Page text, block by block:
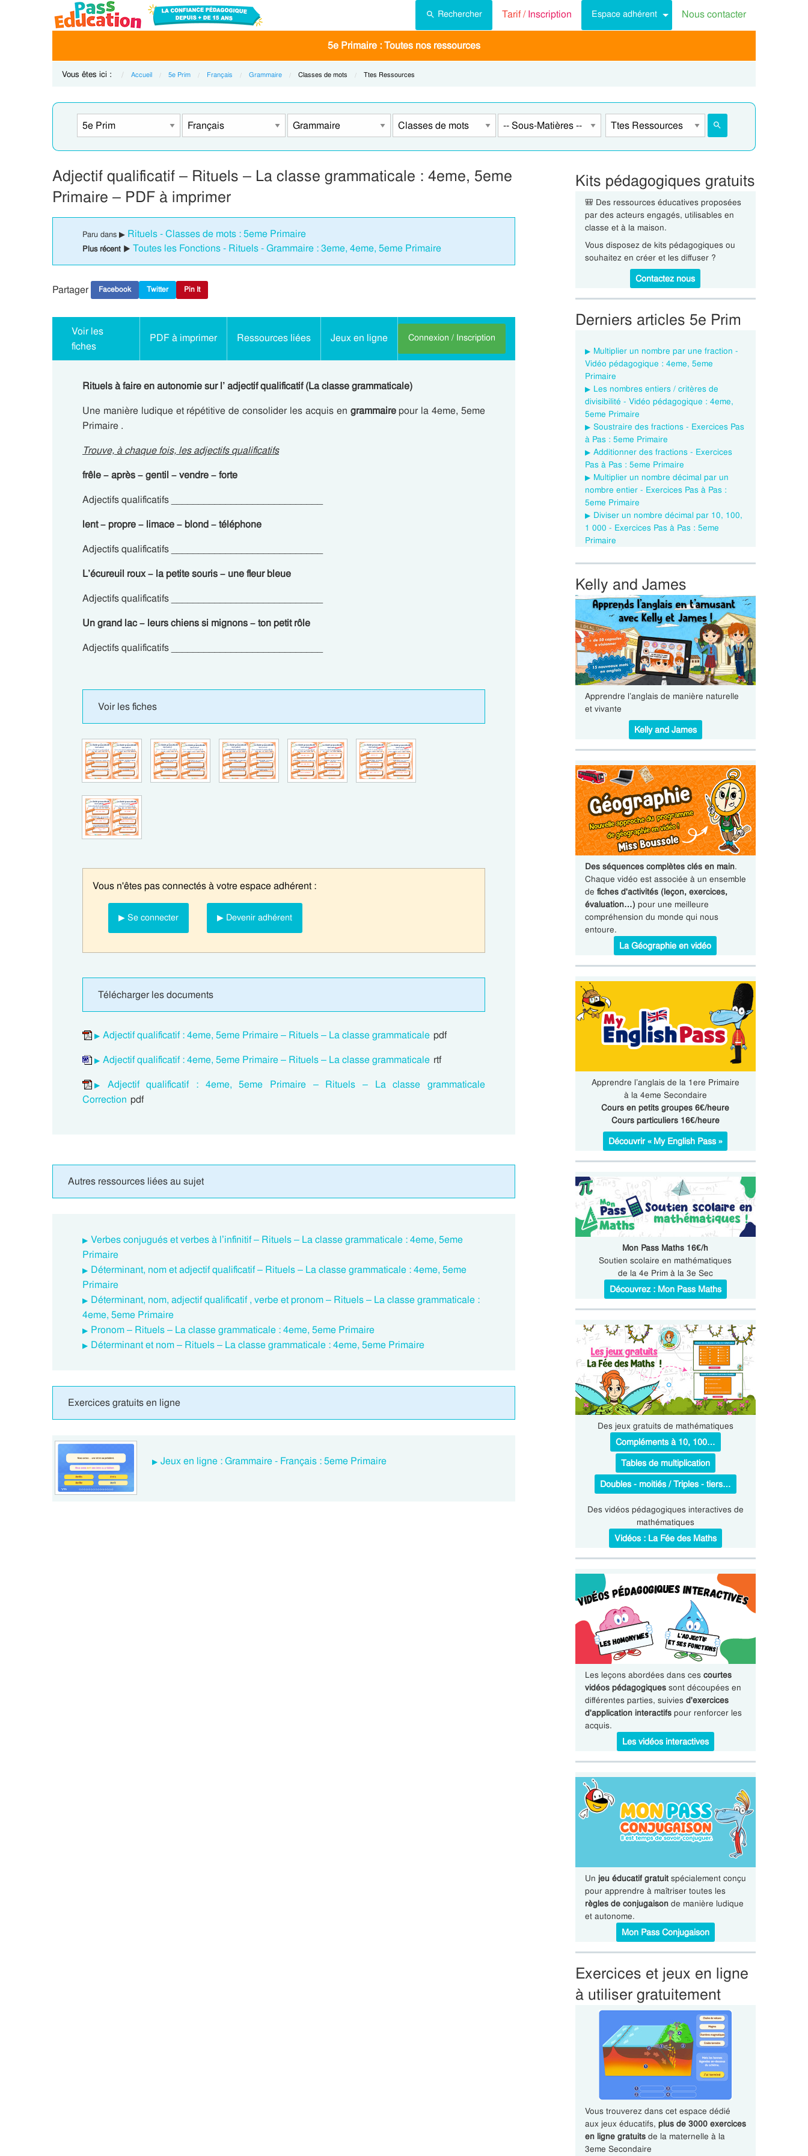
Rechercher Tarif /Inscription Espace adhérent Nous contacter
5e Primaire : Toutes nos ressources
Vous êtes ici : Accueil 5e Prim Français Grammaire Current:
Classes de mots Current:
Ttes Ressources
Adjectif qualificatif – Rituels – La classe grammaticale : 4eme, 5eme
Primaire – PDF à imprimer
Paru dans ▶ Rituels - Classes de mots : 5eme Primaire
Plus récent ▶ Toutes les Fonctions - Rituels - Grammaire : 3eme, 4eme, 5eme Primaire
Partager Facebook Twitter Pin It
Voir les
fiches
PDF à imprimer Ressources liées Jeux en ligne Connexion / Inscription
Rituels à faire en autonomie sur l’ adjectif qualificatif (La classe grammaticale)
Une manière ludique et répétitive de consolider les acquis en grammairepour la 4eme, 5eme
Primaire .
Trouve, à chaque fois, les adjectifs qualificatifs
frêle – après – gentil – vendre – forte
Adjectifs qualificatifs ____________________________
lent – propre – limace – blond – téléphone
Adjectifs qualificatifs ____________________________
L’écureuil roux – la petite souris – une fleur bleue
Adjectifs qualificatifs ____________________________
Un grand lac – leurs chiens si mignons – ton petit rôle
Adjectifs qualificatifs ____________________________
Voir les fiches
Vous n'êtes pas connectés à votre espace adhérent :
▶ Se connecter ▶ Devenir adhérent
Télécharger les documents
Adjectif qualificatif : 4eme, 5eme Primaire – Rituels – La classe grammaticale pdf
Adjectif qualificatif : 4eme, 5eme Primaire – Rituels – La classe grammaticale rtf
Adjectif qualificatif : 4eme, 5eme Primaire – Rituels – La classe grammaticale
Correction pdf
Autres ressources liées au sujet
Verbes conjugués et verbes à l’infinitif – Rituels – La classe grammaticale : 4eme, 5eme
Primaire
Déterminant, nom et adjectif qualificatif – Rituels – La classe grammaticale : 4eme, 5eme
Primaire
Déterminant, nom, adjectif qualificatif , verbe et pronom – Rituels – La classe grammaticale :
4eme, 5eme Primaire
Pronom – Rituels – La classe grammaticale : 4eme, 5eme Primaire
Déterminant et nom – Rituels – La classe grammaticale : 4eme, 5eme Primaire
Exercices gratuits en ligne
Jeux en ligne : Grammaire - Français : 5eme Primaire
Kits pédagogiques gratuits
🎒 Des ressources éducatives proposées
par des acteurs engagés, utilisables en
classe et à la maison.
Vous disposez de kits pédagogiques ou
souhaitez en créer et les diffuser ?
Contactez nous
Derniers articles 5e Prim
Multiplier un nombre par une fraction -
Vidéo pédagogique : 4eme, 5eme
Primaire
Les nombres entiers / critères de
divisibilité - Vidéo pédagogique : 4eme,
5eme Primaire
Soustraire des fractions - Exercices Pas
à Pas : 5eme Primaire
Additionner des fractions - Exercices
Pas à Pas : 5eme Primaire
Multiplier un nombre décimal par un
nombre entier - Exercices Pas à Pas :
5eme Primaire
Diviser un nombre décimal par 10, 100,
1 000 - Exercices Pas à Pas : 5eme
Primaire
Kelly and James
Apprendre l’anglais de manière naturelle
et vivante
Kelly and James
Des séquences complètes clés en main.
Chaque vidéo est associée à un ensemble
de fiches d'activités (leçon, exercices,
évaluation…) pour une meilleure
compréhension du monde qui nous
entoure.
La Géographie en vidéo
Apprendre l’anglais de la 1ere Primaire
à la 4eme Secondaire
Cours en petits groupes 6€/heure
Cours particuliers 16€/heure
Découvrir « My English Pass »
Mon Pass Maths 16€/h
Soutien scolaire en mathématiques
de la 4e Prim à la 3e Sec
Découvrez : Mon Pass Maths
Des jeux gratuits de mathématiques
Compléments à 10, 100…
Tables de multiplication
Doubles - moitiés / Triples - tiers…
Des vidéos pédagogiques interactives de
mathématiques
Vidéos : La Fée des Maths
Les leçons abordées dans ces courtes
vidéos pédagogiquessont découpées en
différentes parties, suivies d'exercices
d'application interactifspour renforcer les
acquis.
Les vidéos interactives
Un jeu éducatif gratuitspécialement conçu
pour apprendre à maîtriser toutes les
règles de conjugaisonde manière ludique
et autonome.
Mon Pass Conjugaison
Exercices et jeux en ligne
à utiliser gratuitement
Vous trouverez dans cet espace dédié
aux jeux éducatifs, plus de 3000 exercices
en ligne gratuitsde la maternelle à la
3eme Secondaire